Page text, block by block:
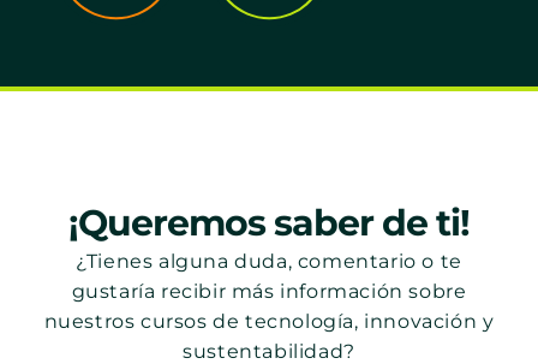
¡Queremos saber de ti!
¿Tienes alguna duda, comentario o te
gustaría recibir más información sobre
nuestros cursos de tecnología, innovación y
sustentabilidad?